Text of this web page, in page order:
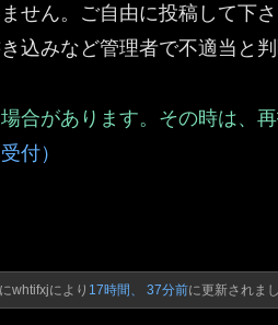
せん。ご自由に投稿して下さ
込みなど管理者で不適当と
合があります。その時は、再
付）
whtifxjにより 17時間、 37分前に更新されまし